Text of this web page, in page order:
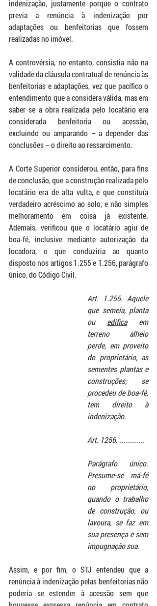
indenização, justamente porque o contrato
previa a renúncia à indenização por
adaptações ou benfeitorias que fossem
realizadas no imóvel.
A controvérsia, no entanto, consistia não na
validade da cláusula contratual de renúncia às
benfeitorias e adaptações, vez que pacífico o
entendimento que a considera válida, mas em
saber se a obra realizada pelo locatário era
considerada benfeitoria ou acessão,
excluindo ou amparando – a depender das
conclusões – o direito ao ressarcimento.
A Corte Superior considerou, então, para fins
de conclusão, que a construção realizada pelo
locatário era de alta vulta, e que constituía
verdadeiro acréscimo ao solo, e não simples
melhoramento em coisa já existente.
Ademais, verificou que o locatário agiu de
boa-fé, inclusive mediante autorização da
locadora, o que conduziria ao quanto
disposto nos artigos 1.255 e 1.256, parágrafo
único, do Código Civil.
Art. 1.255. Aquele
que semeia, planta
ou edifica em
terreno alheio
perde, em proveito
do proprietário, as
sementes plantas e
construções; se
procedeu de boa-fé,
tem direito à
indenização.
Art. 1256. .............
Parágrafo único.
Presume-se má-fé
no proprietário,
quando o trabalho
de construção, ou
lavoura, se faz em
sua presença e sem
impugnação sua.
Assim, e por fim, o STJ entendeu que a
renúncia à indenização pelas benfeitorias não
poderia se estender à acessão sem que